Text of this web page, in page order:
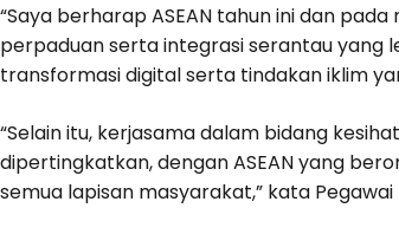
“Saya berharap ASEAN tahun ini dan
perpaduan serta integrasi serantau yang
transformasi digital serta tindakan iklim
“Selain itu, kerjasama dalam bidang
dipertingkatkan, dengan ASEAN yang
semua lapisan masyarakat,” kata Pegawai